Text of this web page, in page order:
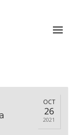
OCT
26
2021